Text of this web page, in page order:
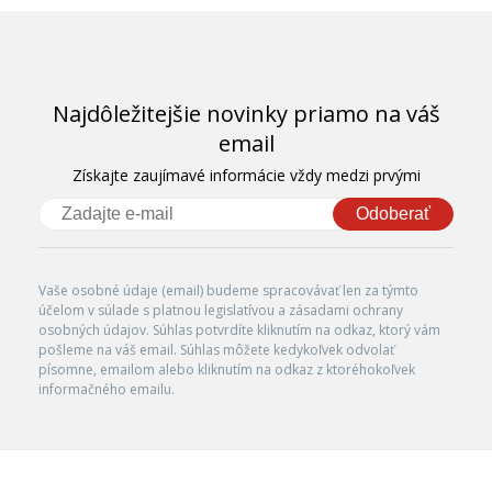
Najdôležitejšie novinky priamo na váš
email
Získajte zaujímavé informácie vždy medzi prvými
Odoberať
Vaše osobné údaje (email) budeme spracovávať len za týmto
účelom v súlade s platnou legislatívou a zásadami ochrany
osobných údajov. Súhlas potvrdíte kliknutím na odkaz, ktorý vám
pošleme na váš email. Súhlas môžete kedykoľvek odvolať
písomne, emailom alebo kliknutím na odkaz z ktoréhokoľvek
informačného emailu.